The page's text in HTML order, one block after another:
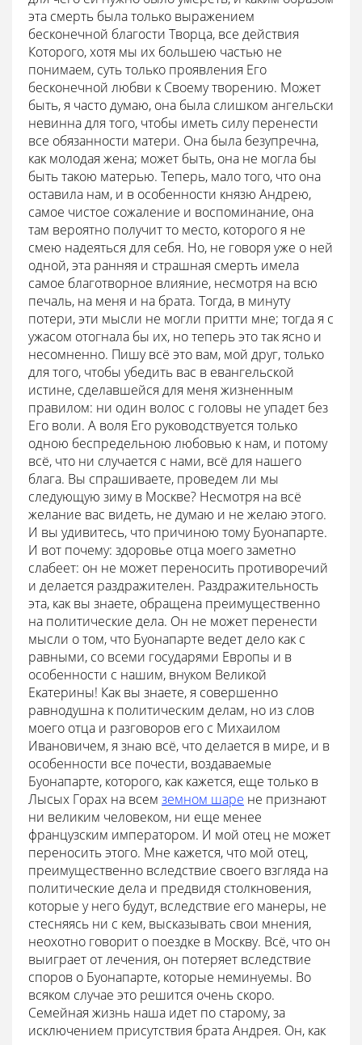
эта смерть была только выражением
бесконечной благости Творца, все действия
Которого, хотя мы их большею частью не
понимаем, суть только проявления Его
бесконечной любви к Своему творению. Может
быть, я часто думаю, она была слишком ангельски
невинна для того, чтобы иметь силу перенести
все обязанности матери. Она была безупречна,
как молодая жена; может быть, она не могла бы
быть такою матерью. Теперь, мало того, что она
оставила нам, и в особенности князю Андрею,
самое чистое сожаление и воспоминание, она
там вероятно получит то место, которого я не
смею надеяться для себя. Но, не говоря уже о ней
одной, эта ранняя и страшная смерть имела
самое благотворное влияние, несмотря на всю
печаль, на меня и на брата. Тогда, в минуту
потери, эти мысли не могли притти мне; тогда я с
ужасом отогнала бы их, но теперь это так ясно и
несомненно. Пишу всё это вам, мой друг, только
для того, чтобы убедить вас в евангельской
истине, сделавшейся для меня жизненным
правилом: ни один волос с головы не упадет без
Его воли. А воля Его руководствуется только
одною беспредельною любовью к нам, и потому
всё, что ни случается с нами, всё для нашего
блага. Вы спрашиваете, проведем ли мы
следующую зиму в Москве? Несмотря на всё
желание вас видеть, не думаю и не желаю этого.
И вы удивитесь, что причиною тому Буонапарте.
И вот почему: здоровье отца моего заметно
слабеет: он не может переносить противоречий
и делается раздражителен. Раздражительность
эта, как вы знаете, обращена преимущественно
на политические дела. Он не может перенести
мысли о том, что Буонапарте ведет дело как с
равными, со всеми государями Европы и в
особенности с нашим, внуком Великой
Екатерины! Как вы знаете, я совершенно
равнодушна к политическим делам, но из слов
моего отца и разговоров его с Михаилом
Ивановичем, я знаю всё, что делается в мире, и в
особенности все почести, воздаваемые
Буонапарте, которого, как кажется, еще только в
Лысых Горах на всем земном шаре не признают
ни великим человеком, ни еще менее
французским императором. И мой отец не может
переносить этого. Мне кажется, что мой отец,
преимущественно вследствие своего взгляда на
политические дела и предвидя столкновения,
которые у него будут, вследствие его манеры, не
стесняясь ни с кем, высказывать свои мнения,
неохотно говорит о поездке в Москву. Всё, что он
выиграет от лечения, он потеряет вследствие
споров о Буонапарте, которые неминуемы. Во
всяком случае это решится очень скоро.
Семейная жизнь наша идет по старому, за
исключением присутствия брата Андрея. Он, как